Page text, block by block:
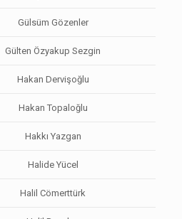
Gülsüm Gözenler
Gülten Özyakup Sezgin
Hakan Dervişoğlu
Hakan Topaloğlu
Hakkı Yazgan
Halide Yücel
Halil Cömerttürk